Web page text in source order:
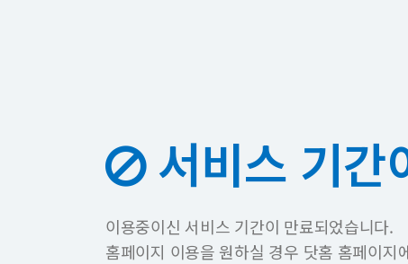
서비스 기간
이용중이신 서비스 기간이 만료되었습니다.
홈페이지 이용을 원하실 경우 닷홈 홈페이